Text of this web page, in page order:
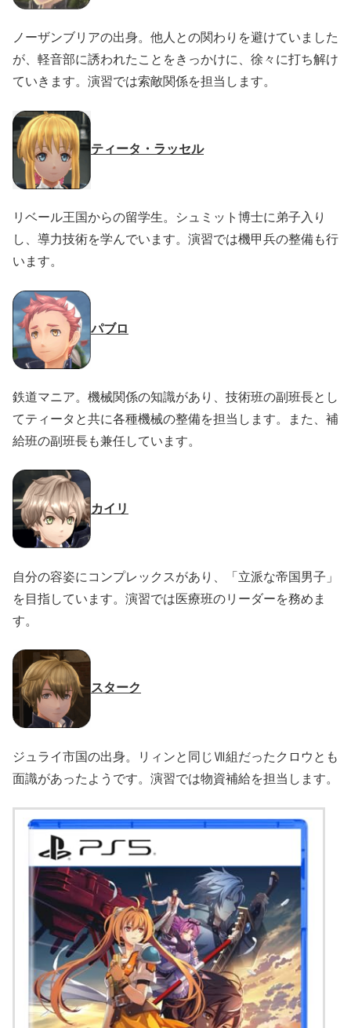
ノーザンブリアの出身。他人との関わりを避けていました
が、軽音部に誘われたことをきっかけに、徐々に打ち解け
ていきます。演習では索敵関係を担当します。
ティータ・ラッセル
リベール王国からの留学生。シュミット博士に弟子入り
し、導力技術を学んでいます。演習では機甲兵の整備も行
います。
パブロ
鉄道マニア。機械関係の知識があり、技術班の副班長とし
てティータと共に各種機械の整備を担当します。また、補
給班の副班長も兼任しています。
カイリ
自分の容姿にコンプレックスがあり、「立派な帝国男子」
を目指しています。演習では医療班のリーダーを務めま
す。
スターク
ジュライ市国の出身。リィンと同じⅦ組だったクロウとも
面識があったようです。 演習では物資補給を担当します。